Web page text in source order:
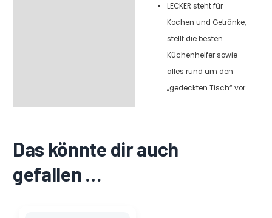
LECKER steht für
Kochen und Getränke,
stellt die besten
Küchenhelfer sowie
alles rund um den
„gedeckten Tisch“ vor.
Das könnte dir auch
gefallen …